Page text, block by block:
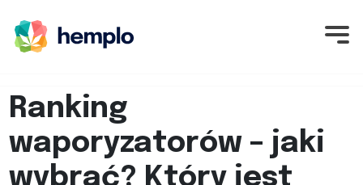
Ranking
waporyzatorów – jaki
wybrać? Który jest